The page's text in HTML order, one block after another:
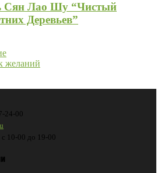
Сян Лао Шу “Чистый
Деревьев”
желаний
24-00
с 10-00 до 19-00